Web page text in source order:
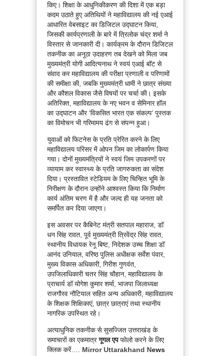
किए। शिक्षा के आधुनिकीकरण की दिशा में एक बड़ा
कदम उठाते हुए अतिथियों ने महाविद्यालय की नई एआई
आधारित वेबसाइट का डिजिटल उद्घाटन किया,
जिसकी कार्यप्रणाली के बारे में त्रिलोक चंद्र शर्मा ने
विस्तार से जानकारी दी। कार्यक्रम के दौरान डिजिटल
तकनीक का अनूठा उदाहरण तब देखने को मिला जब
मुख्यमंत्री योगी आदित्यनाथ ने स्वयं एआई बॉट से
संवाद कर महाविद्यालय की परीक्षा प्रणाली व परिणामों
की समीक्षा की, जबकि मुख्यमंत्री धामी ने छात्र संख्या
और कौशल विकास जैसे विषयों पर चर्चा की। इसके
अतिरिक्त, महाविद्यालय के नए भवन व सेमिनार हॉल
का उद्घाटन और ‘विकसित भारत एक संकल्प’ पुस्तक
का विमोचन भी गरिमामय ढंग से संपन्न हुआ।
युवाओं को फिटनेस के प्रति प्रेरित करने के लिए
महाविद्यालय परिसर में ओपन जिम का लोकार्पण किया
गया। दोनों मुख्यमंत्रियों ने स्वयं जिम उपकरणों पर
व्यायाम कर स्वास्थ्य के प्रति जागरुकता का संदेश
दिया। प्रस्तावित स्टेडियम के लिए चिन्हित भूमि के
निरीक्षण के दौरान उन्होंने आश्वस्त किया कि निर्माण
कार्य अंतिम चरण में है और जल्द ही यह जनता को
समर्पित कर दिया जाएगा।
इस अवसर पर कैबिनेट मंत्री सतपाल महाराज, डॉ
धन सिंह रावत, पूर्व मुख्यमंत्री त्रिवेंद्र सिंह रावत,
स्थानीय विधायक रेनू बिष्ट, निदेशक उच्च शिक्षा डॉ
आनंद उनियाल, वरिष्ठ पुलिस अधीक्षक सर्वेश पंवार,
मुख्य विकास अधिकारी, गिरीश गुणवंत,
उपजिलाधिकारी चतर सिंह चौहान, महाविद्यालय के
प्राचार्य डॉ योगेश कुमार शर्मा, भाजपा जिलाध्यक्ष
राजगौरव नौटियाल सहित अन्य अधिकारी, महाविद्यालय
के शिक्षक शिक्षिकाएं, छात्र छात्राएं तथा स्थानीय
नागरिक उपस्थित रहे।
अत्याधुनिक तकनीक से सुसज्जित उत्तराखंड के
समाचारों का एकमात्रगूगल एपफोलो करने के लिए
क्लिक करें…. Mirror Uttarakhand News